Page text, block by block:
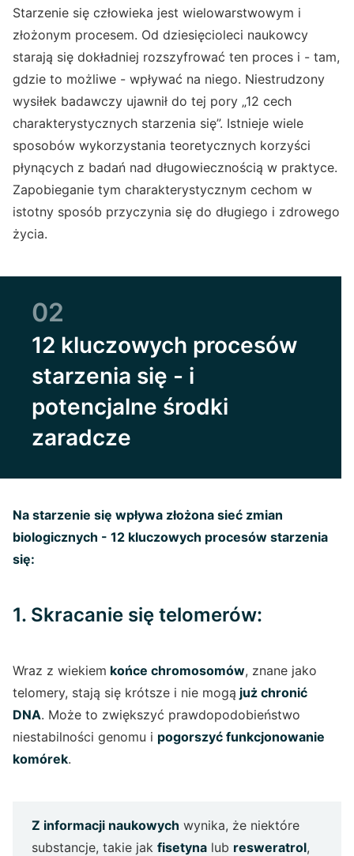
Starzenie się człowieka jest wielowarstwowym i
złożonym procesem. Od dziesięcioleci naukowcy
starają się dokładniej rozszyfrować ten proces i - tam,
gdzie to możliwe - wpływać na niego. Niestrudzony
wysiłek badawczy ujawnił do tej pory „12 cech
charakterystycznych starzenia się”. Istnieje wiele
sposobów wykorzystania teoretycznych korzyści
płynących z badań nad długowiecznością w praktyce.
Zapobieganie tym charakterystycznym cechom w
istotny sposób przyczynia się do długiego i zdrowego
życia.
02
12 kluczowych procesów
starzenia się - i
potencjalne środki
zaradcze
Na starzenie się wpływa złożona sieć zmian
biologicznych - 12 kluczowych procesów starzenia
się:
1. Skracanie się telomerów:
Wraz z wiekiem końce chromosomów, znane jako
telomery, stają się krótsze i nie mogą już chronić
DNA. Może to zwiększyć prawdopodobieństwo
niestabilności genomu i pogorszyć funkcjonowanie
komórek.
Z informacji naukowych wynika, że niektóre
substancje, takie jak fisetyna lub resweratrol,